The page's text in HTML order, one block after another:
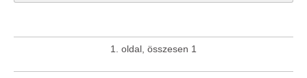
1. oldal, összesen 1